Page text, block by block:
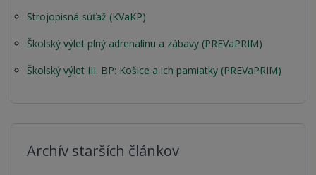
Strojopisná súťaž (KVaKP)
Školský výlet plný adrenalínu a zábavy (PREVaPRIM)
Školský výlet III. BP: Košice a ich pamiatky (PREVaPRIM)
Archív starších článkov